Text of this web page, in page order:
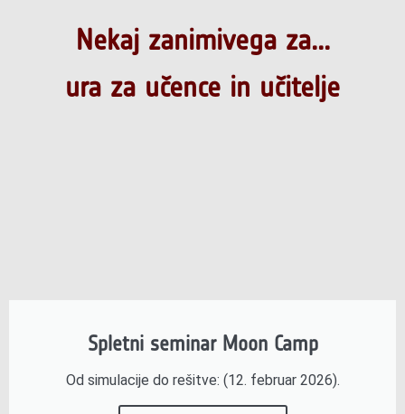
Nekaj zanimivega za...
ura za učence in učitelje
Spletni seminar Moon Camp
Od simulacije do rešitve: (12. februar 2026).